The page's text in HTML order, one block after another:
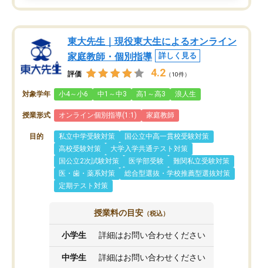
東大先生｜現役東大生によるオンライン
家庭教師・個別指導
詳しく見る
評価 4.2 （10件）
対象学年 小4～小6 中1～中3 高1～高3 浪人生
授業形式 オンライン個別指導(1:1) 家庭教師
目的 私立中学受験対策
国公立中高一貫校受験対策
高校受験対策
大学入学共通テスト対策
国公立2次試験対策
医学部受験
難関私立受験対策
医・歯・薬系対策
総合型選抜・学校推薦型選抜対策
定期テスト対策
授業料の目安 （税込）
小学生 詳細はお問い合わせください
中学生 詳細はお問い合わせください